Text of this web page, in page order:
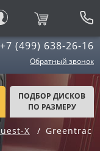
+7 (499) 638-26-16
Обратный звонок
ПОДБОР ДИСКОВ
ПО РАЗМЕРУ
X
Greentrac